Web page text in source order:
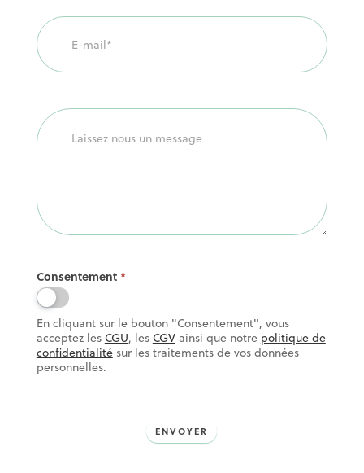
Consentement *
En cliquant sur le bouton "Consentement", vous
acceptez les CGU, les CGVainsi que notre politique de
confidentialitésur les traitements de vos données
personnelles.
ENVOYER